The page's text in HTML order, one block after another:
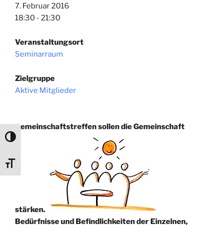
Umschalten auf hohe Kontraste
Schrift vergrößern
7. Februar 2016
18:30 - 21:30
Veranstaltungsort
Seminarraum
Zielgruppe
Aktive Mitglieder
Gemeinschaftstreffen sollen die Gemeinschaft
stärken.
Bedürfnisse und Befindlichkeiten der Einzelnen,